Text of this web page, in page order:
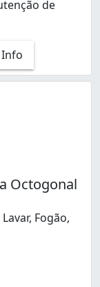
de
Info
Octogonal
Fogão,